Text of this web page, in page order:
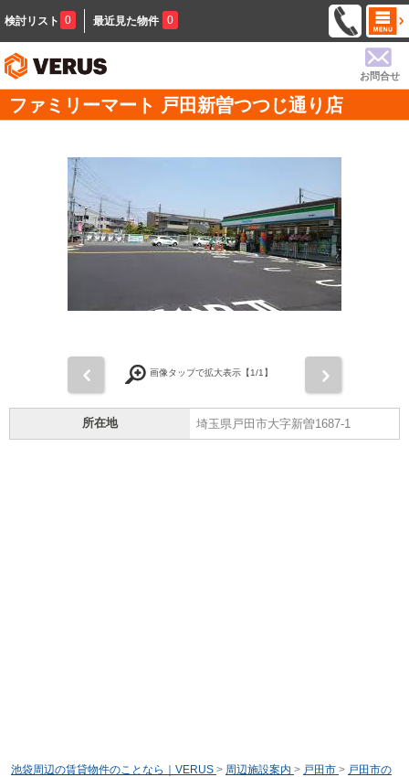
検討リスト 0 最近見た物件 0
お問合せ
ファミリーマート 戸田新曽つつじ通り店
画像タップで拡大表示【1/1】
所在地 埼玉県戸田市大字新曽1687-1
池袋周辺の賃貸物件のことなら｜VERUS > 周辺施設案内 > 戸田市 > 戸田市の